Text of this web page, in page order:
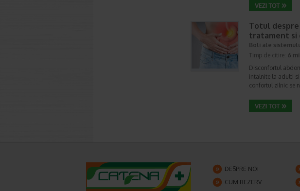
Totul
tratament si
Boli ale
Timp de citire: 6
Disconfortul
intalnite la adulti
confortul zilnic se
DESPRE NOI
CUM REZERV